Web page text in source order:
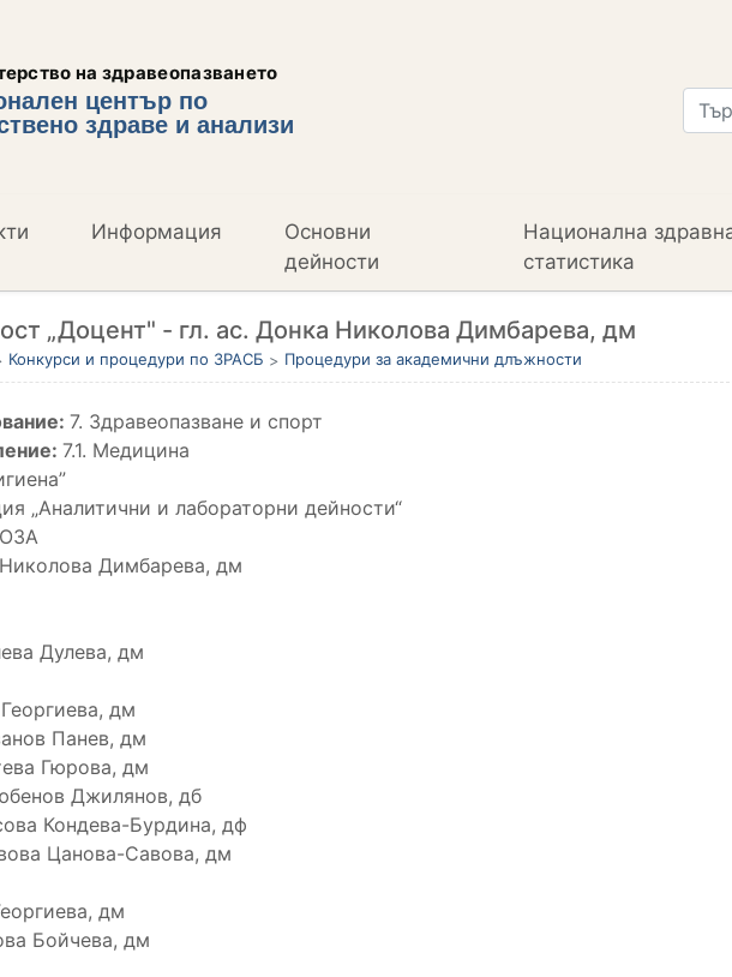
на здравеопазването
център по
здраве и анализи
Информация
Основни
дейности
Национална
статистика
„Доцент" - гл. ас. Донка Николова Димбарева, дм
Конкурси и процедури по ЗРАСБ Процедури за академични длъжности
7. Здравеопазване и спорт
7.1. Медицина
„Аналитични и лабораторни дейности“
Димбарева, дм
Дулева, дм
дм
Панев, дм
Гюрова, дм
Джилянов, дб
Кондева-Бурдина, дф
Цанова-Савова, дм
дм
Бойчева, дм